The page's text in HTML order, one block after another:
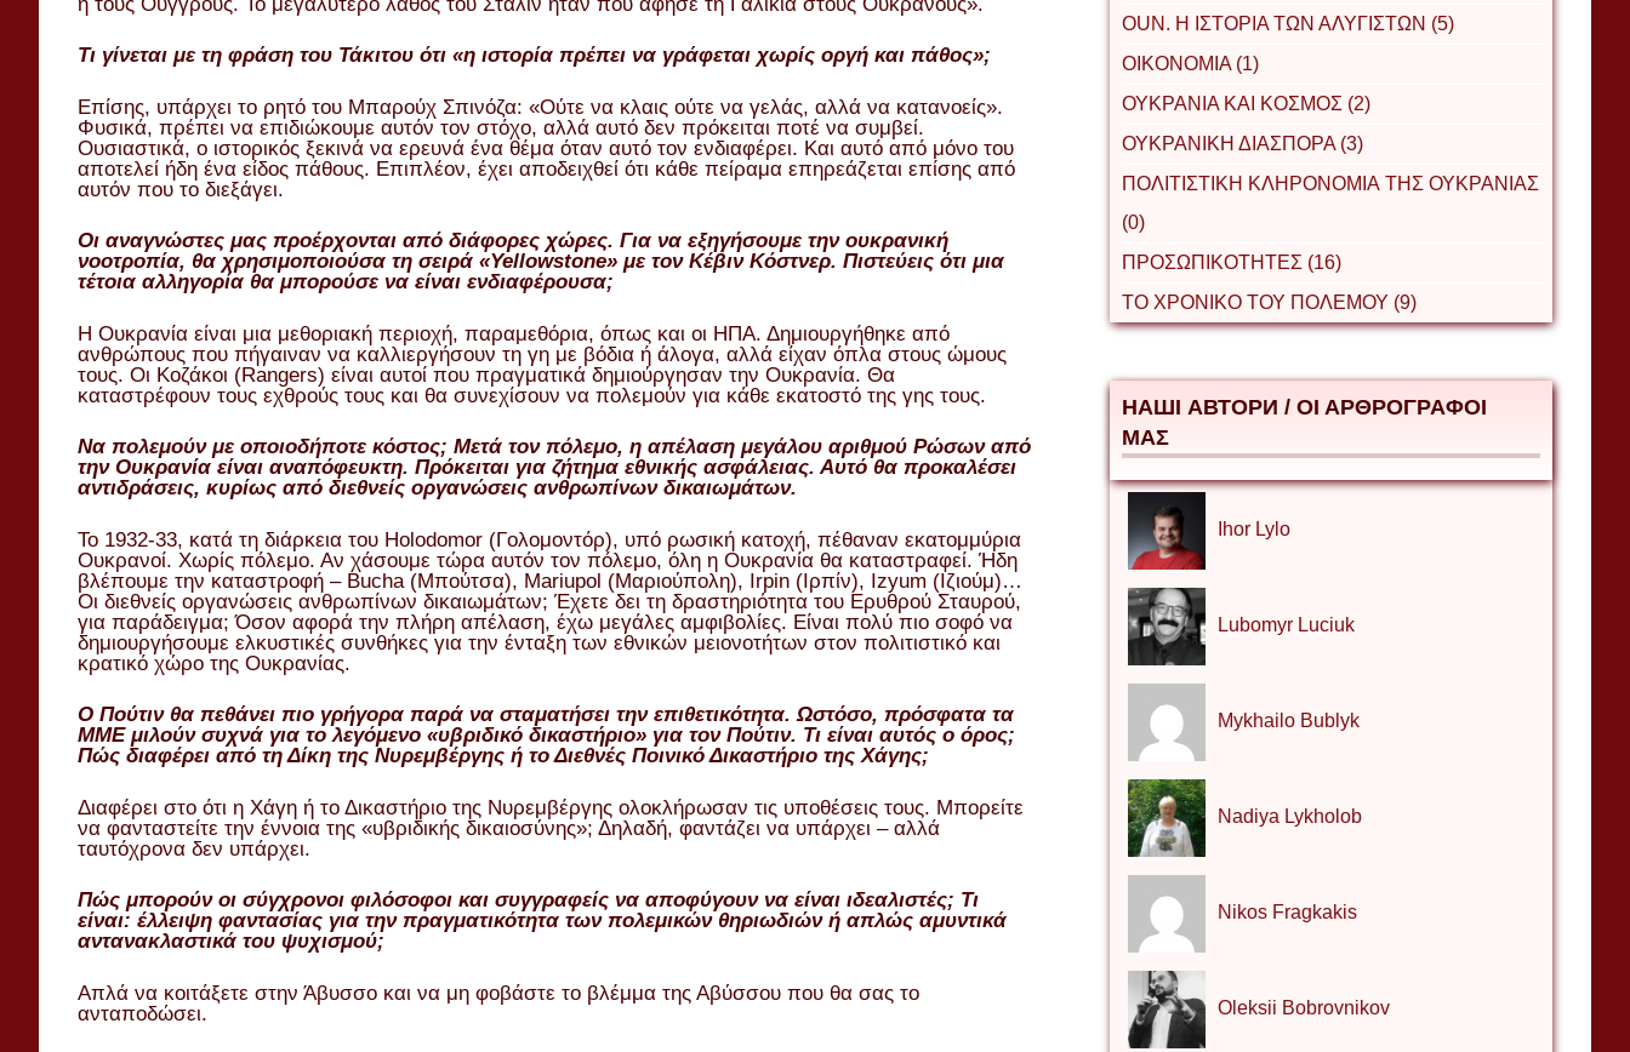
Τι γίνεται με τη φράση του Τάκιτου ότι «η ιστορία πρέπει να γράφεται χωρίς οργή και πάθος»;
Επίσης, υπάρχει το ρητό του Μπαρούχ Σπινόζα: «Ούτε να κλαις ούτε να γελάς, αλλά να κατανοείς».
Φυσικά, πρέπει να επιδιώκουμε αυτόν τον στόχο, αλλά αυτό δεν πρόκειται ποτέ να συμβεί.
Ουσιαστικά, ο ιστορικός ξεκινά να ερευνά ένα θέμα όταν αυτό τον ενδιαφέρει. Και αυτό από μόνο του
αποτελεί ήδη ένα είδος πάθους. Επιπλέον, έχει αποδειχθεί ότι κάθε πείραμα επηρεάζεται επίσης από
αυτόν που το διεξάγει.
Οι αναγνώστες μας προέρχονται από διάφορες χώρες. Για να εξηγήσουμε την ουκρανική
νοοτροπία, θα χρησιμοποιούσα τη σειρά «Yellowstone» με τον Κέβιν Κόστνερ. Πιστεύεις ότι μια
τέτοια αλληγορία θα μπορούσε να είναι ενδιαφέρουσα;
Η Ουκρανία είναι μια μεθοριακή περιοχή, παραμεθόρια, όπως και οι ΗΠΑ. Δημιουργήθηκε από
ανθρώπους που πήγαιναν να καλλιεργήσουν τη γη με βόδια ή άλογα, αλλά είχαν όπλα στους ώμους
τους. Οι Κοζάκοι (Rangers) είναι αυτοί που πραγματικά δημιούργησαν την Ουκρανία. Θα
καταστρέφουν τους εχθρούς τους και θα συνεχίσουν να πολεμούν για κάθε εκατοστό της γης τους.
Να πολεμούν με οποιοδήποτε κόστος; Μετά τον πόλεμο, η απέλαση μεγάλου αριθμού Ρώσων από
την Ουκρανία είναι αναπόφευκτη. Πρόκειται για ζήτημα εθνικής ασφάλειας. Αυτό θα προκαλέσει
αντιδράσεις, κυρίως από διεθνείς οργανώσεις ανθρωπίνων δικαιωμάτων.
Το 1932-33, κατά τη διάρκεια του Holodomor (Γολομοντόρ), υπό ρωσική κατοχή, πέθαναν εκατομμύρια
Ουκρανοί. Χωρίς πόλεμο. Αν χάσουμε τώρα αυτόν τον πόλεμο, όλη η Ουκρανία θα καταστραφεί. Ήδη
βλέπουμε την καταστροφή – Bucha (Μπούτσα), Mariupol (Μαριούπολη), Irpin (Ιρπίν), Izyum (Ιζιούμ)…
Οι διεθνείς οργανώσεις ανθρωπίνων δικαιωμάτων; Έχετε δει τη δραστηριότητα του Ερυθρού Σταυρού,
για παράδειγμα; Όσον αφορά την πλήρη απέλαση, έχω μεγάλες αμφιβολίες. Είναι πολύ πιο σοφό να
δημιουργήσουμε ελκυστικές συνθήκες για την ένταξη των εθνικών μειονοτήτων στον πολιτιστικό και
κρατικό χώρο της Ουκρανίας.
Ο Πούτιν θα πεθάνει πιο γρήγορα παρά να σταματήσει την επιθετικότητα. Ωστόσο, πρόσφατα τα
ΜΜΕ μιλούν συχνά για το λεγόμενο «υβριδικό δικαστήριο» για τον Πούτιν. Τι είναι αυτός ο όρος;
Πώς διαφέρει από τη Δίκη της Νυρεμβέργης ή το Διεθνές Ποινικό Δικαστήριο της Χάγης;
Διαφέρει στο ότι η Χάγη ή το Δικαστήριο της Νυρεμβέργης ολοκλήρωσαν τις υποθέσεις τους. Μπορείτε
να φανταστείτε την έννοια της «υβριδικής δικαιοσύνης»; Δηλαδή, φαντάζει να υπάρχει – αλλά
ταυτόχρονα δεν υπάρχει.
Πώς μπορούν οι σύγχρονοι φιλόσοφοι και συγγραφείς να αποφύγουν να είναι ιδεαλιστές; Τι
είναι: έλλειψη φαντασίας για την πραγματικότητα των πολεμικών θηριωδιών ή απλώς αμυντικά
αντανακλαστικά του ψυχισμού;
Απλά να κοιτάξετε στην Άβυσσο και να μη φοβάστε το βλέμμα της Αβύσσου που θα σας το
ανταποδώσει.
ΟUΝ. Η ΙΣΤΟΡΙΑ ΤΩΝ ΑΛΥΓΙΣΤΩΝ (5)
ΟΙΚΟΝΟΜΙΑ (1)
ΟΥΚΡΑΝΙΑ ΚΑΙ ΚΟΣΜΟΣ (2)
ΟΥΚΡΑΝΙΚΗ ΔΙΑΣΠΟΡΑ (3)
ΠΟΛΙΤΙΣΤΙΚΗ ΚΛΗΡΟΝΟΜΙΑ ΤΗΣ ΟΥΚΡΑΝΙΑΣ
(0)
ΠΡΟΣΩΠΙΚΟΤΗΤΕΣ (16)
ΤΟ ΧΡΟΝΙΚΟ ΤΟΥ ΠΟΛΕΜΟΥ (9)
НАШІ АВТОРИ / ΟΙ ΑΡΘΡΟΓΡΑΦΟΙ
ΜΑΣ
Ihor Lylo
Lubomyr Luciuk
Mykhailo Bublyk
Nadiya Lykholob
Nikos Fragkakis
Oleksii Bobrovnikov